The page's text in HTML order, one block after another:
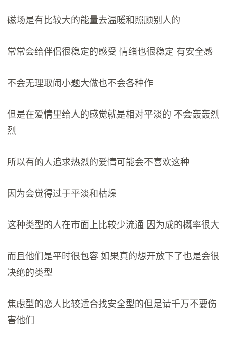
磁场是有比较大的能量去温暖和照顾别人的
常常会给伴侣很稳定的感受 情绪也很稳定 有安全感
不会无理取闹小题大做也不会各种作
但是在爱情里给人的感觉就是相对平淡的 不会轰轰烈
烈
所以有的人追求热烈的爱情可能会不喜欢这种
因为会觉得过于平淡和枯燥
这种类型的人在市面上比较少流通 因为成的概率很大
而且他们是平时很包容 如果真的想开放下了也是会很
决绝的类型
焦虑型的恋人比较适合找安全型的但是请千万不要伤
害他们